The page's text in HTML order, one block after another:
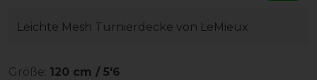
Leichte Mesh Turnierdecke von LeMieux
Größe: 120 cm / 5'6